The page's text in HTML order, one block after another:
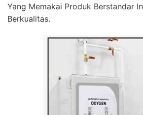
Yang Memakai Produk Berstandar
Berkualitas.